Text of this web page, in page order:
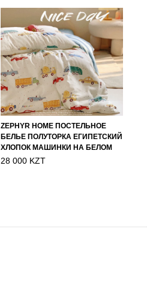
ZEPHYR HOME ПОСТЕЛЬНОЕ
БЕЛЬЕ ПОЛУТОРКА ЕГИПЕТСКИЙ
ХЛОПОК МАШИНКИ НА БЕЛОМ
28 000 KZT